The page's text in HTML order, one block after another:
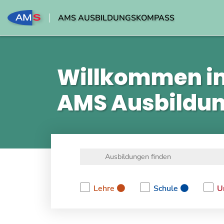
AMS AUSBILDUNGSKOMPASS
Willkommen
AMS
Lehre
Schule